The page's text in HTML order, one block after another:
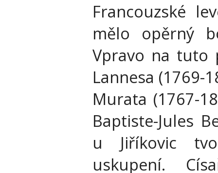
Francouzské
mělo opěrný
Vpravo na tuto
Lannesa (1769-
Murata (1767-
Baptiste-Jules
u Jiříkovic
uskupení.